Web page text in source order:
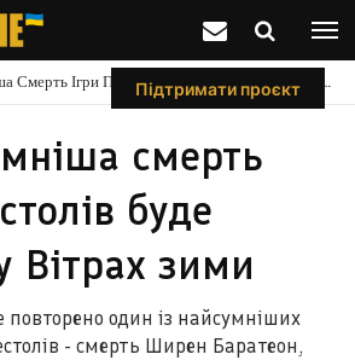
Підтримати проєкт
Ігри Престолів Буде Змінена У Вітрах Зими
смерть
буде
Вітрах зими
повторено один із найсумніших
- смерть Ширен Баратеон,